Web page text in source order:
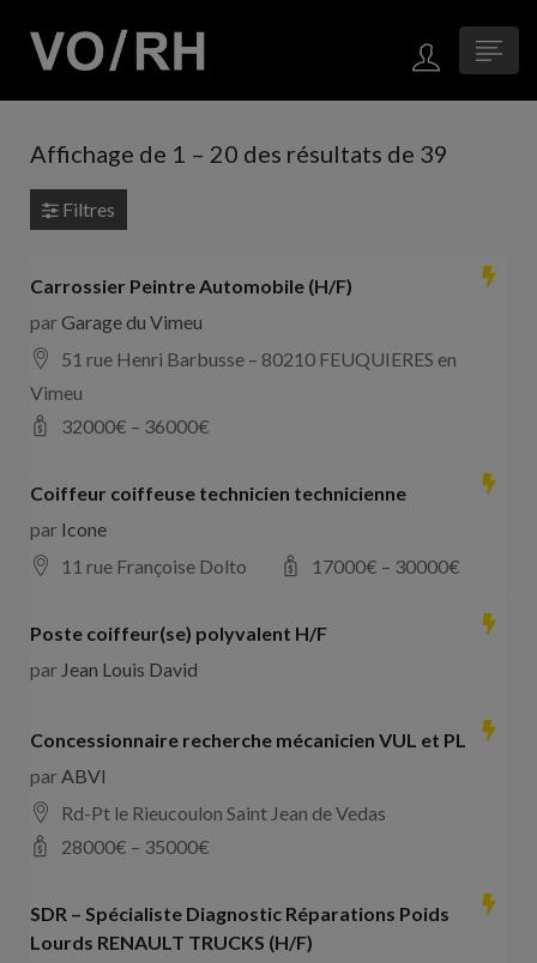
Affichage de 1 – 20 des résultats de 39
Filtres
Carrossier Peintre Automobile (H/F)
parGarage du Vimeu
51 rue Henri Barbusse – 80210 FEUQUIERES en
Vimeu
32000€ – 36000€
Coiffeur coiffeuse technicien technicienne
par Icone
11 rue Françoise Dolto
17000€ – 30000€
Poste coiffeur(se) polyvalent H/F
par Jean Louis David
Concessionnaire recherche mécanicien VUL et PL
parABVI
Rd-Pt le Rieucoulon Saint Jean de Vedas
28000€ – 35000€
SDR – Spécialiste Diagnostic Réparations Poids
Lourds RENAULT TRUCKS (H/F)